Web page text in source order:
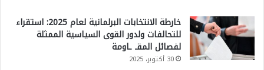
خارطة الانتخابات البرلمانية لعام 2025: استقراء
للتحالفات ولدور القوى السياسية الممثلة
لفصائل المقـ ـاومة
30 أكتوبر، 2025